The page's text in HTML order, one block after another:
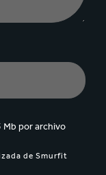
Mb por archivo
de Smurfit